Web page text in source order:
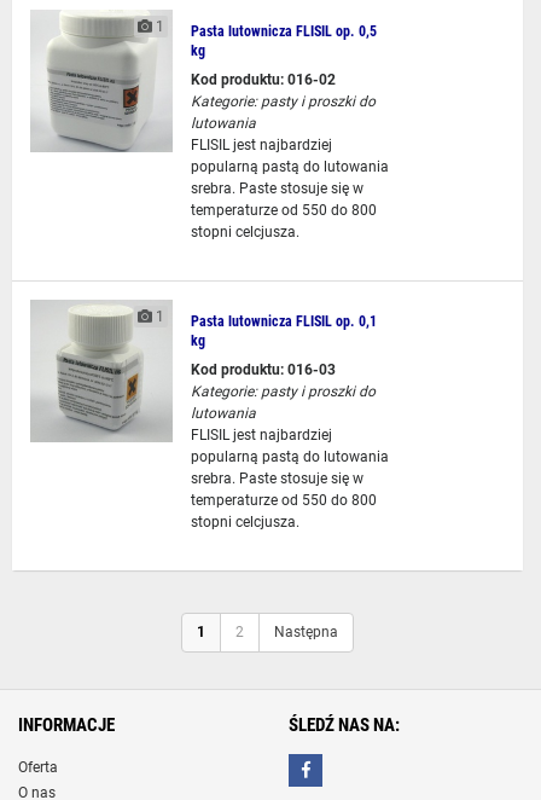
1
Pasta lutownicza FLISIL op. 0,5
kg
Kod produktu: 016-02
Kategorie: pasty i proszki do
lutowania
FLISIL jest najbardziej
popularną pastą do lutowania
srebra. Paste stosuje się w
temperaturze od 550 do 800
stopni celcjusza.
1
Pasta lutownicza FLISIL op. 0,1
kg
Kod produktu: 016-03
Kategorie: pasty i proszki do
lutowania
FLISIL jest najbardziej
popularną pastą do lutowania
srebra. Paste stosuje się w
temperaturze od 550 do 800
stopni celcjusza.
1 2 Następna
INFORMACJE
Oferta
O nas
ŚLEDŹ NAS NA: